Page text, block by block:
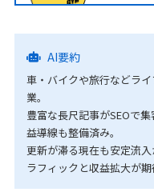
AI要約
車・バイクや旅行などラ
業。
豊富な長尺記事がSEOで
益導線も整備済み。
更新が滞る現在も安定流
ラフィックと収益拡大が期